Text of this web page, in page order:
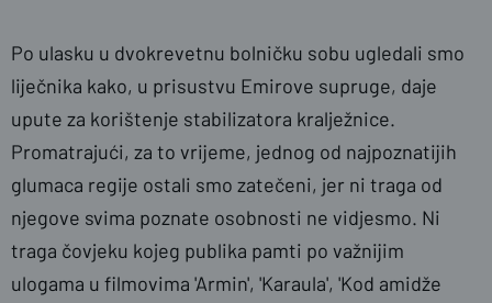
Po ulasku u dvokrevetnu bolničku sobu ugledali smo
liječnika kako, u prisustvu Emirove supruge, daje
upute za korištenje stabilizatora kralježnice.
Promatrajući, za to vrijeme, jednog od najpoznatijih
glumaca regije ostali smo zatečeni, jer ni traga od
njegove svima poznate osobnosti ne vidjesmo. Ni
traga čovjeku kojeg publika pamti po važnijim
ulogama u filmovima 'Armin', 'Karaula', 'Kod amidže